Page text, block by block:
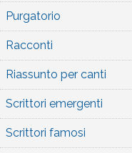
Purgatorio
Racconti
Riassunto per canti
Scrittori emergenti
Scrittori famosi